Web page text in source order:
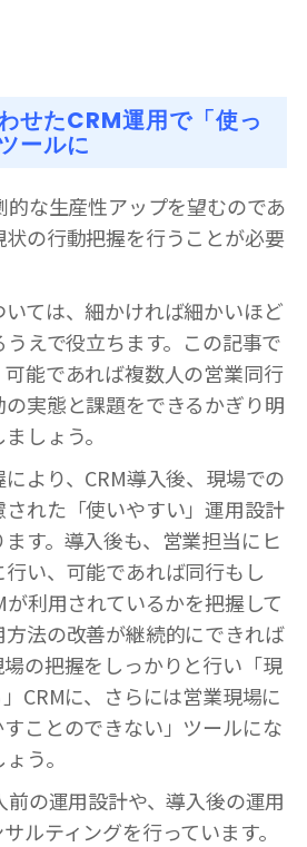
せたCRM運用で「使っ
ールに
的な生産性アップを望むのであ
の行動把握を行うことが必要
ては、細かければ細かいほど
うえで役立ちます。この記事で
能であれば複数人の営業同行
実態と課題をできるかぎり明
しょう。
より、CRM導入後、 現場での
れた「使いやすい」運用設計
す。導入後も、営業担当にヒ
い、可能であれば同行もし
が利用されているかを把握して
法の改善が継続的にできれば
の把握をしっかりと行い「現
CRMに、さらには営業現場に
ことのできない」ツールにな
う。
前の運用設計や、導入後の運用
ルティングを行っています。